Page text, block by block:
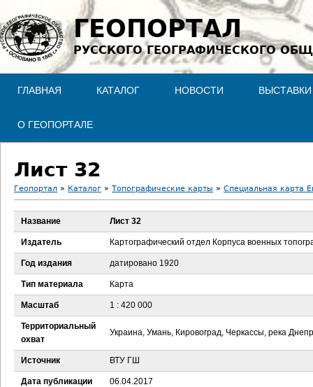
Jump to navigation
ГЕОПОРТАЛ
РУССКОГО ГЕОГРАФИЧЕСКОГО
ГЛАВНАЯ КАТАЛОГ НОВОСТИ ВЫСТАВКИ
О ГЕОПОРТАЛЕ
Лист 32
В
ы
д
е
с
ь
Геопортал » Каталог » Топографические карты » Специальная карта
Название Лист 32
Издатель Картографический отдел Корпуса военных
Год издания датировано 1920
Тип материала Карта
Масштаб 1 : 420 000
Территориальный
охват
Украина, Умань, Кировоград, Черкассы, река Днепр
Источник ВТУ ГШ
Дата публикации 06.04.2017